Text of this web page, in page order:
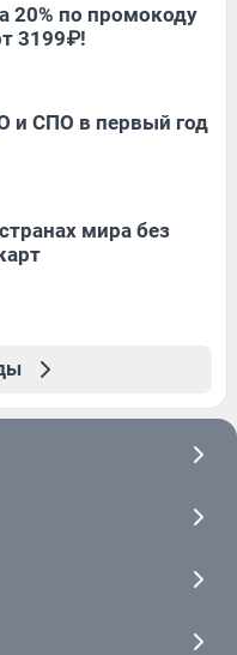
20% по промокоду
3199₽!
и СПО в первый год
мира без